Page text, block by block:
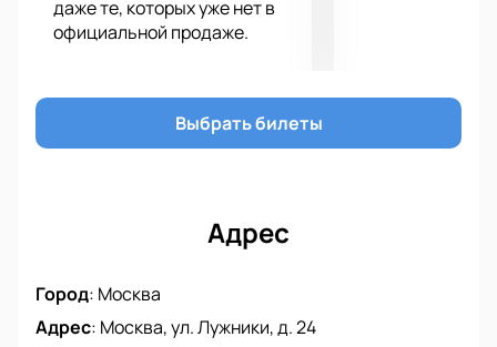
даже те, которых уже нет в
официальной продаже.
Выбрать билеты
Адрес
Город: Москва
Адрес: Москва, ул. Лужники, д. 24